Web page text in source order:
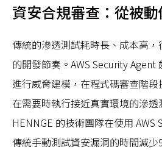
資安合規審查：從被
傳統的滲透測試耗時長、成本高
的開發節奏。AWS Security Agent
進行威脅建模，在程式碼審查階
在需要時執行接近真實環境的滲透
HENNGE 的技術團隊在使用 AWS
傳統手動測試資安漏洞的時間減少